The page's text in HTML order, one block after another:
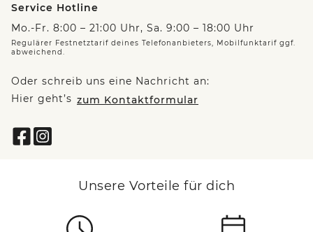
Service Hotline
Mo.-Fr. 8:00 – 21:00 Uhr, Sa. 9:00 – 18:00 Uhr
Regulärer Festnetztarif deines Telefonanbieters, Mobilfunktarif ggf.
abweichend.
Oder schreib uns eine Nachricht an:
Hier geht’s zum Kontaktformular
Unsere Vorteile für dich